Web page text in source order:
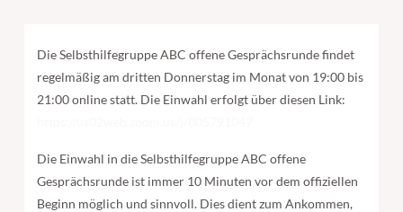
Die Selbsthilfegruppe ABC offene Gesprächsrunde findet
regelmäßig am dritten Donnerstag im Monat von 19:00 bis
21:00 online statt. Die Einwahl erfolgt über diesen Link:
Die Einwahl in die Selbsthilfegruppe ABC offene
Gesprächsrunde ist immer 10 Minuten vor dem offiziellen
Beginn möglich und sinnvoll. Dies dient zum Ankommen,